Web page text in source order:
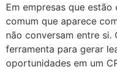
Em empresas que
comum que aparece
não conversam entre si.
ferramenta para gerar
oportunidades em um